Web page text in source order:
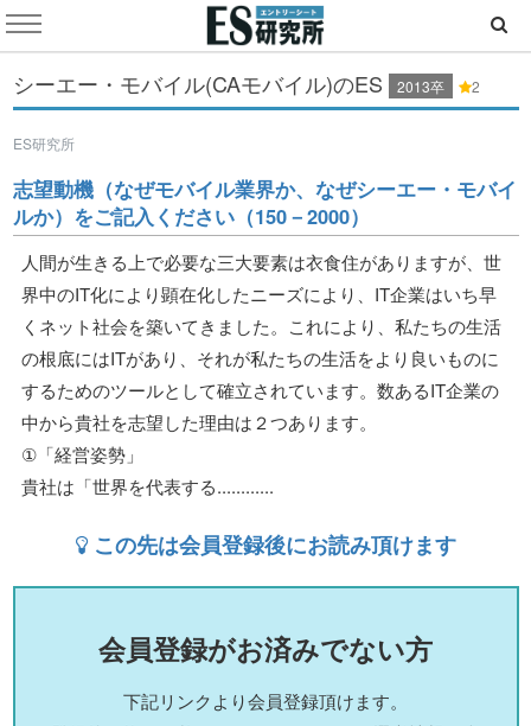
シーエー・モバイル(CAモバイル)のES 2013卒 2
ES研究所
志望動機（なぜモバイル業界か、なぜシーエー・モバイ
ルか）をご記入ください（150－2000）
人間が生きる上で必要な三大要素は衣食住がありますが、世
界中のIT化により顕在化したニーズにより、IT企業はいち早
くネット社会を築いてきました。これにより、私たちの生活
の根底にはITがあり、それが私たちの生活をより良いものに
するためのツールとして確立されています。数あるIT企業の
中から貴社を志望した理由は２つあります。
①「経営姿勢」
貴社は「世界を代表する............
この先は会員登録後にお読み頂けます
会員登録がお済みでない方
下記リンクより会員登録頂けます。